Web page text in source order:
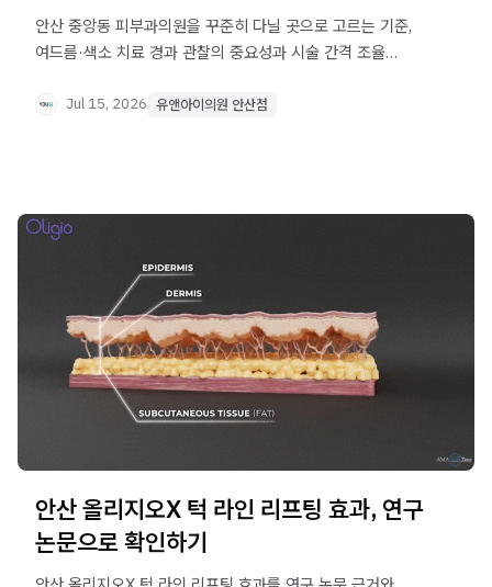
안산 중앙동 피부과의원을 꾸준히 다닐 곳으로 고르는 기준,
여드름·색소 치료 경과 관찰의 중요성과 시술 간격 조율
Jul 15, 2026 유앤아이의원 안산점
안산 올리지오X 턱 라인 리프팅 효과, 연구
논문으로 확인하기